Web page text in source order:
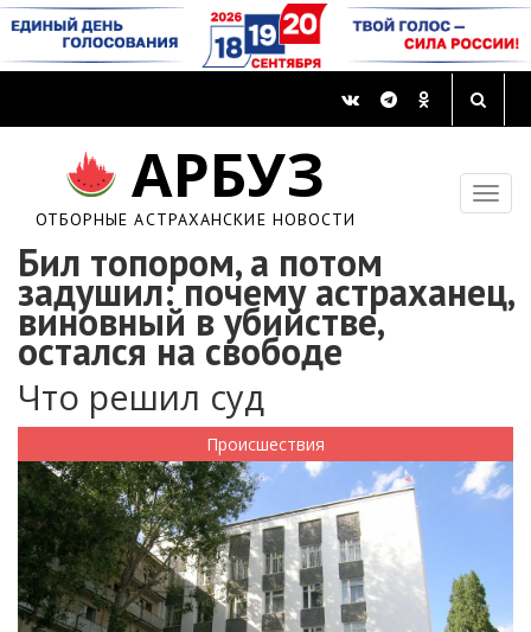
АРБУЗ
ОТБОРНЫЕ АСТРАХАНСКИЕ НОВОСТИ
Бил топором, а потом
задушил: почему астраханец,
виновный в убийстве,
остался на свободе
Что решил суд
Происшествия